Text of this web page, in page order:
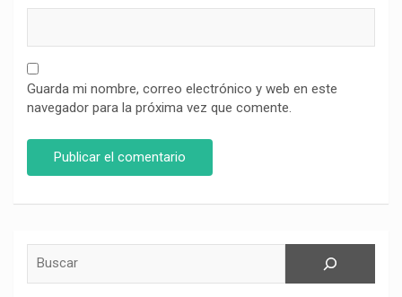
Guarda mi nombre, correo electrónico y web en este
navegador para la próxima vez que comente.